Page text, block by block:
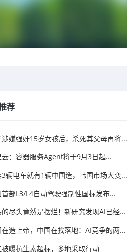
荐
涉嫌强奸15岁女孩后，杀死其父母再将...
云：容器服务Agent将于9月3日起...
3辆电车就有1辆中国造，韩国市场大变...
首部L3/L4自动驾驶强制性国标发布...
的尽头竟然是摆烂！新研究发现AI已经...
在造上帝，中国在找落地：AI竞争的两...
被曝抗生素超标，多地采取行动